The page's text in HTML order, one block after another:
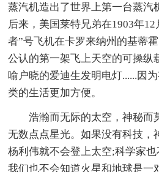
蒸汽机造出了世界上第一台蒸汽
后来，美国莱特兄弟在1903年
者”号飞机在卡罗来纳州的基蒂
公认的第一架飞上天空的可操纵
喻户晓的爱迪生发明电灯......因
类的生活更加方便。
浩瀚而无际的太空，神秘而
无数点点星光。如果没有科技，
杨利伟就不会登上太空;科学家
我们也不会知道火星和地球是一